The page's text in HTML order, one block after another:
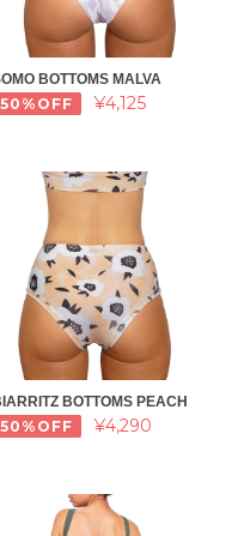
BOTTOMS MALVA
50%OFF ¥4,125
BOTTOMS PEACH
50%OFF ¥4,290